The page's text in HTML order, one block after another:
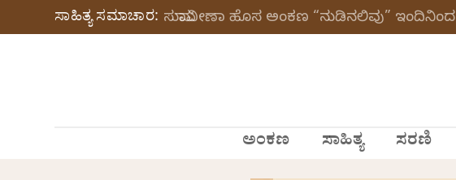
ಸಾಹಿತ್ಯ ಸಮಾಚಾರ: ಸುಮಾವೀಣಾ ಹೊಸ ಅಂಕಣ “ನುಡಿನಲಿವು” ಇಂದಿನಿಂದ
ಅಂಕಣ ಸಾಹಿತ್ಯ ಸರಣಿ